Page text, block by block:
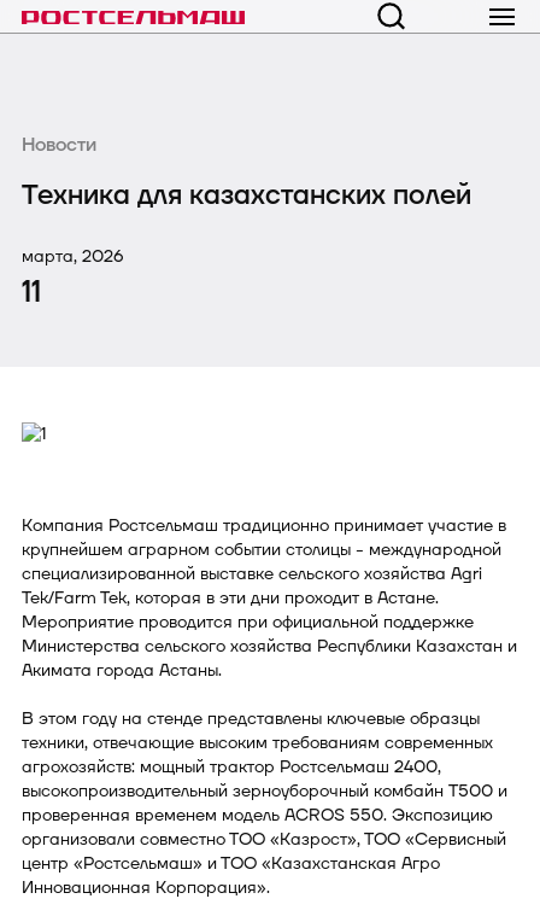
Новости
Техника для казахстанских полей
марта, 2026
11
Компания Ростсельмаш традиционно принимает участие в
крупнейшем аграрном событии столицы - международной
специализированной выставке сельского хозяйства Agri
Tek/Farm Tek, которая в эти дни проходит в Астане.
Мероприятие проводится при официальной поддержке
Министерства сельского хозяйства Республики Казахстан и
Акимата города Астаны.
В этом году на стенде представлены ключевые образцы
техники, отвечающие высоким требованиям современных
агрохозяйств: мощный трактор Ростсельмаш 2400,
высокопроизводительный зерноуборочный комбайн T500 и
проверенная временем модель ACROS 550. Экспозицию
организовали совместно ТОО «Казрост», ТОО «Сервисный
центр «Ростсельмаш» и ТОО «Казахстанская Агро
Инновационная Корпорация».